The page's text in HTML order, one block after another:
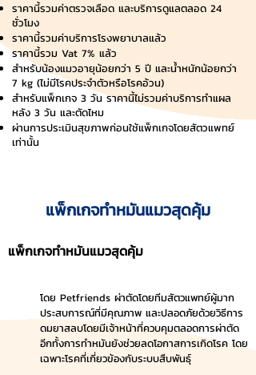
ราคานี้รวมค่าตรวจเลือด และบริการดูแลตลอด 24
ชั่วโมง
ราคานี้รวมค่าบริการโรงพยาบาลแล้ว
ราคานี้รวม Vat 7% แล้ว
สำหรับน้องแมวอายุน้อยกว่า 5 ปี และน้ำหนักน้อยกว่า
7 kg (ไม่มีโรคประจำตัวหรือโรคอ้วน)
สำหรับแพ็กเกจ 3 วัน ราคานี้ไม่รวมค่าบริการทำแผล
หลัง 3 วัน และตัดไหม
ผ่านการประเมินสุขภาพก่อนใช้แพ็กเกจโดยสัตวแพทย์
เท่านั้น
แพ็กเกจทำหมันแมวสุดคุ้ม
แพ็กเกจทำหมันแมวสุดคุ้ม
โดย Petfriends ผ่าตัดโดยทีมสัตวแพทย์ผู้มาก
ประสบการณ์ที่มีคุณภาพ และปลอดภัยด้วยวิธีการ
ดมยาสลบโดยมีเจ้าหน้าที่ควบคุมตลอดการผ่าตัด
อีกทั้งการทำหมันยังช่วยลดโอกาสการเกิดโรค โดย
เฉพาะโรคที่เกี่ยวข้องกับระบบสืบพันธุ์